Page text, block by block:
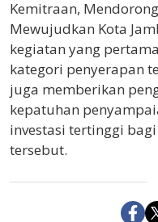
Kemitraan,
Mewujudkan Kota
kegiatan yang
kategori penyerapan
juga memberikan
kepatuhan
investasi tertinggi
tersebut.